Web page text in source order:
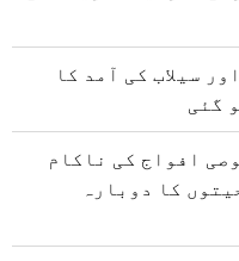
سیلاب کی آمد کا
افواج کی ناکام
کا دوبارہ